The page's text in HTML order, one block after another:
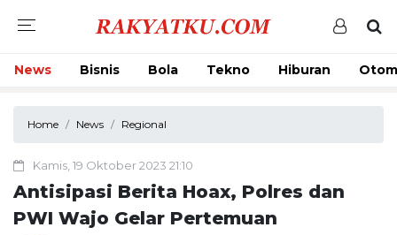
News Bisnis Bola Tekno Hiburan
Home News Regional
Kamis, 19 Oktober 2023 21:10
Antisipasi Berita Hoax, Polres dan
PWI Wajo Gelar Pertemuan